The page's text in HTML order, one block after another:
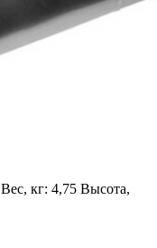
Вес, кг: 4,75 Высота,